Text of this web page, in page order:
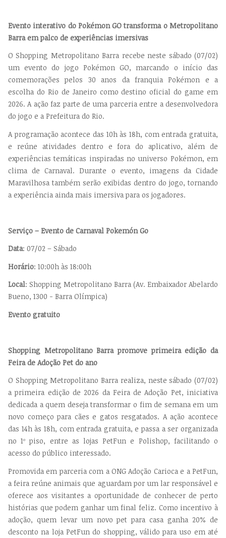
Evento interativo do Pokémon GO transforma o Metropolitano
Barra em palco de experiências imersivas
O Shopping Metropolitano Barra recebe neste sábado (07/02)
um evento do jogo Pokémon GO, marcando o início das
comemorações pelos 30 anos da franquia Pokémon e a
escolha do Rio de Janeiro como destino oficial do game em
2026. A ação faz parte de uma parceria entre a desenvolvedora
do jogo e a Prefeitura do Rio.
A programação acontece das 10h às 18h, com entrada gratuita,
e reúne atividades dentro e fora do aplicativo, além de
experiências temáticas inspiradas no universo Pokémon, em
clima de Carnaval. Durante o evento, imagens da Cidade
Maravilhosa também serão exibidas dentro do jogo, tornando
a experiência ainda mais imersiva para os jogadores.
Serviço – Evento de Carnaval Pokemón Go
Data: 07/02 – Sábado
Horário: 10:00h às 18:00h
Local: Shopping Metropolitano Barra (Av. Embaixador Abelardo
Bueno, 1300 - Barra Olímpica)
Evento gratuito
Shopping Metropolitano Barra promove primeira edição da
Feira de Adoção Pet do ano
O Shopping Metropolitano Barra realiza, neste sábado (07/02)
a primeira edição de 2026 da Feira de Adoção Pet, iniciativa
dedicada a quem deseja transformar o fim de semana em um
novo começo para cães e gatos resgatados. A ação acontece
das 14h às 18h, com entrada gratuita, e passa a ser organizada
no 1º piso, entre as lojas PetFun e Polishop, facilitando o
acesso do público interessado.
Promovida em parceria com a ONG Adoção Carioca e a PetFun,
a feira reúne animais que aguardam por um lar responsável e
oferece aos visitantes a oportunidade de conhecer de perto
histórias que podem ganhar um final feliz. Como incentivo à
adoção, quem levar um novo pet para casa ganha 20% de
desconto na loja PetFun do shopping, válido para uso em até